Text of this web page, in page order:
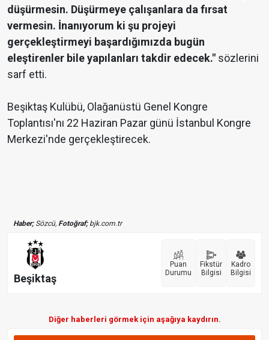
düşürmesin. Düşürmeye çalışanlara da fırsat
vermesin. İnanıyorum ki şu projeyi
gerçekleştirmeyi başardığımızda bugün
eleştirenler bile yapılanları takdir edecek." sözlerini
sarf etti.
Beşiktaş Kulübü, Olağanüstü Genel Kongre
Toplantısı'nı 22 Haziran Pazar günü İstanbul Kongre
Merkezi'nde gerçekleştirecek.
Haber;Sözcü, Fotoğraf;bjk.com.tr
Beşiktaş
Puan
Durumu
Fikstür
Bilgisi
Kadro
Bilgisi
Diğer haberleri görmek için aşağıya kaydırın.